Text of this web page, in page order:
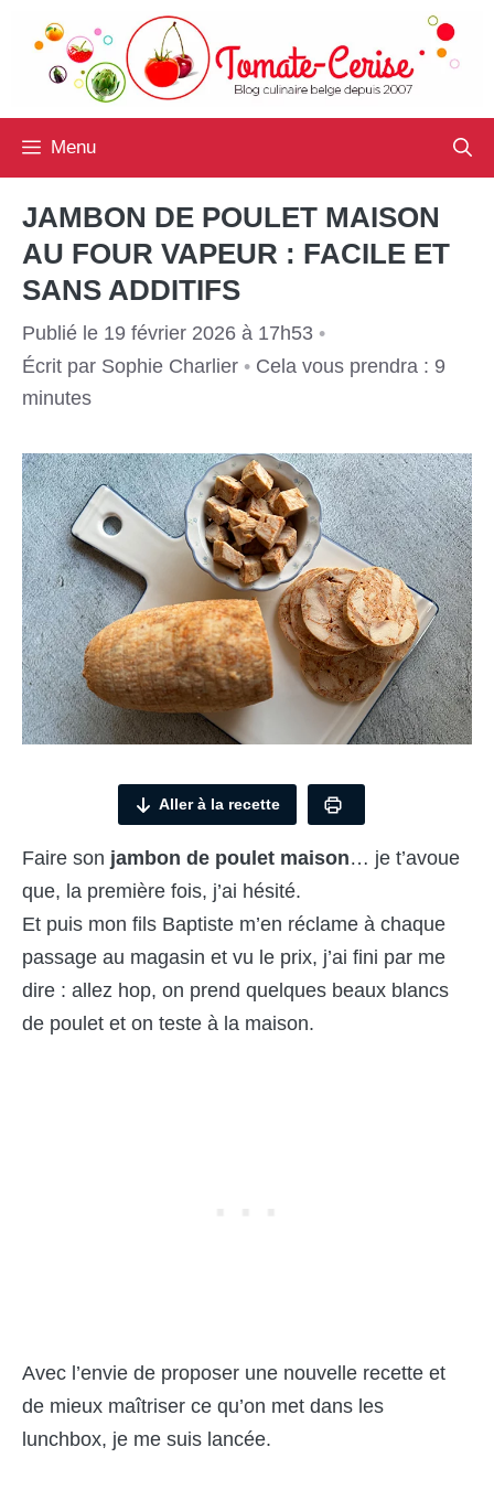
contenu
Menu
JAMBON DE POULET MAISON
AU FOUR VAPEUR : FACILE ET
SANS ADDITIFS
Publié le 19 février 2026 à 17h53 •
Écrit par Sophie Charlier • Cela vous prendra : 9
minutes
Aller à la recette
Faire son jambon de poulet maison… je t’avoue
que, la première fois, j’ai hésité.
Et puis mon fils Baptiste m’en réclame à chaque
passage au magasin et vu le prix, j’ai fini par me
dire : allez hop, on prend quelques beaux blancs
de poulet et on teste à la maison.
Avec l’envie de proposer une nouvelle recette et
de mieux maîtriser ce qu’on met dans les
lunchbox, je me suis lancée.